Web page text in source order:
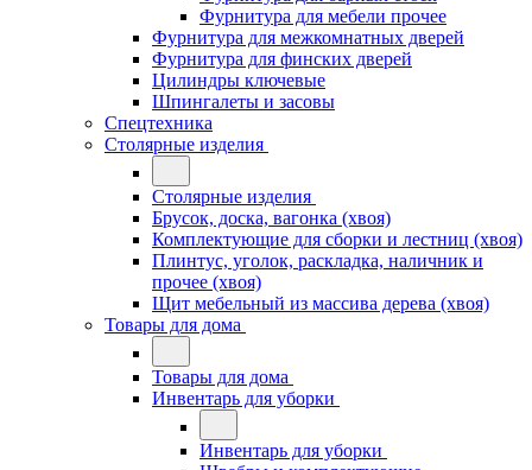
Фурнитура для мебели прочее
Фурнитура для межкомнатных дверей
Фурнитура для финских дверей
Цилиндры ключевые
Шпингалеты и засовы
Спецтехника
Столярные изделия
Столярные изделия
Брусок, доска, вагонка (хвоя)
Комплектующие для сборки и лестниц (хвоя)
Плинтус, уголок, раскладка, наличник и
прочее (хвоя)
Щит мебельный из массива дерева (хвоя)
Товары для дома
Товары для дома
Инвентарь для уборки
Инвентарь для уборки